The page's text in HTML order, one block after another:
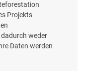
Projekts
weder
Daten werden